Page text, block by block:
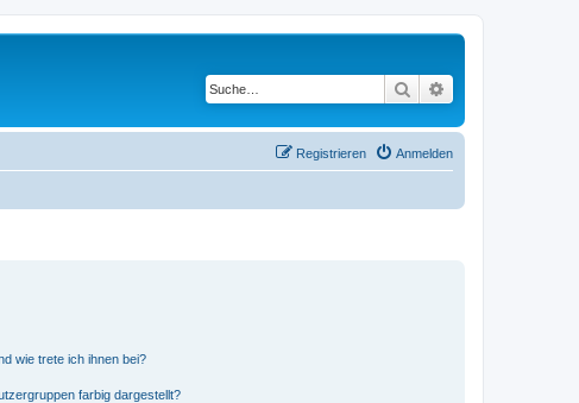
Suche
Anmelden
Registrieren
wie trete ich ihnen bei?
farbig dargestellt?